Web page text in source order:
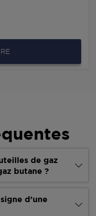
de gaz
butane ?
d’une